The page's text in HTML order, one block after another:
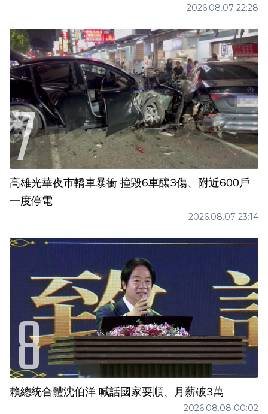
2026.08.07 22:28
高雄光華夜市轎車暴衝 撞毀6車釀3傷、附近600戶
一度停電
2026.08.07 23:14
賴總統合體沈伯洋 喊話國家要順、月薪破3萬
2026.08.08 00:02